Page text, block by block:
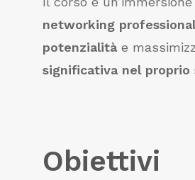
networking
potenzialità e
significativa nel proprio
Obiettivi